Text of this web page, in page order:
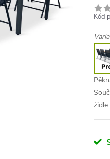
Kód
židle